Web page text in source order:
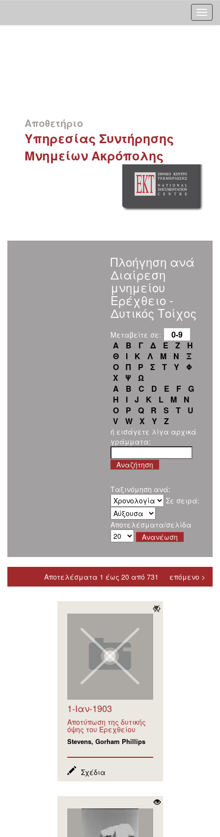
Αποθετήριο
Υπηρεσίας Συντήρησης
Μνημείων Ακρόπολης
Πλοήγηση ανά
Διαίρεση
μνημείου
Ερέχθειο -
Δυτικός Τοίχος
Μεταβείτε σε:
0-9
Α
Β Γ Δ Ε Ζ
Η
Θ
Ι Κ Λ Μ Ν
Ξ
Ο
Π Ρ Σ Τ Υ
Φ
Χ
Ψ
Ω
A
B C D E F
G
H
I J K L M
N
O
P Q R S T
U
V
W X Y Z
ή εισάγετε λίγα αρχικά
γράμματα:
Ταξινόμηση ανά:
Σε σειρά:
Αποτελέσματα/σελίδα
Αποτελέσματα 1 έως 20 από 731 επόμενο >
1-Ιαν-1903
Αποτύπωση της δυτικής
όψης του Ερεχθείου
Stevens, Gorham Phillips
Σχέδια